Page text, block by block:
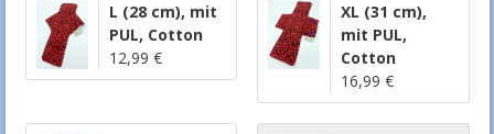
L (28 cm), mit
PUL, Cotton
12,99 €
XL (31 cm),
mit PUL,
Cotton
16,99 €